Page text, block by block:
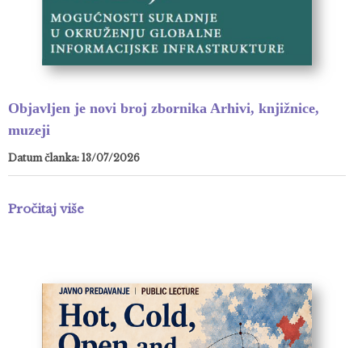
Objavljen je novi broj zbornika Arhivi, knjižnice,
muzeji
Datum članka: 13/07/2026
Pročitaj više